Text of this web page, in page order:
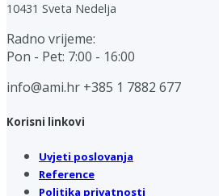
10431 Sveta Nedelja
Radno vrijeme:
Pon - Pet: 7:00 - 16:00
info@ami.hr +385 1 7882 677
Korisni linkovi
Uvjeti poslovanja
Reference
Politika privatnosti